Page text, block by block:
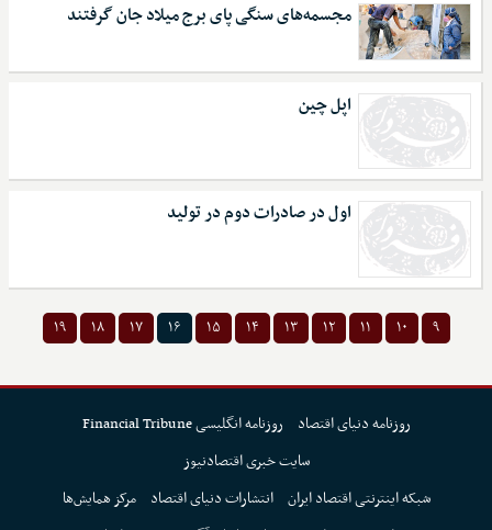
مجسمه‌های سنگی پای برج میلاد جان گرفتند
اپل چین
اول در صادرات دوم در تولید
۹ ۱۰ ۱۱ ۱۲ ۱۳ ۱۴ ۱۵ ۱۶ ۱۷ ۱۸ ۱۹
روزنامه دنیای اقتصاد
روزنامه انگلیسی Financial Tribune
سایت خبری اقتصادنیوز
شبکه اینترنتی اقتصاد ایران انتشارات دنیای اقتصاد
مرکز همایش‌ها